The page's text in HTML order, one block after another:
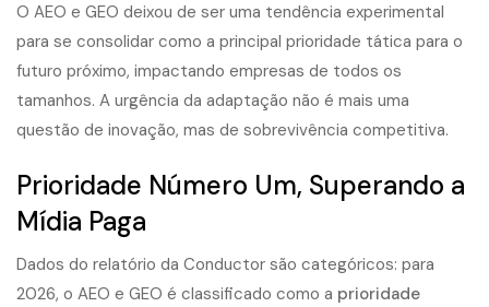
O AEO e GEO deixou de ser uma tendência experimental
para se consolidar como a principal prioridade tática para o
futuro próximo, impactando empresas de todos os
tamanhos. A urgência da adaptação não é mais uma
questão de inovação, mas de sobrevivência competitiva.
Prioridade Número Um, Superando a
Mídia Paga
Dados do relatório da Conductor são categóricos: para
2026, o AEO e GEO é classificado como a prioridade